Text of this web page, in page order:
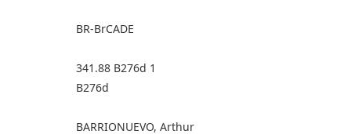
BR-BrCADE
341.88 B276d 1
B276d
BARRIONUEVO, Arthur